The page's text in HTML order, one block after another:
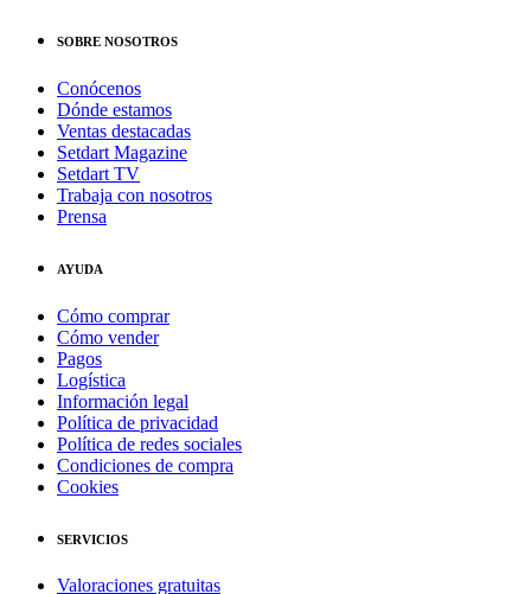
SOBRE NOSOTROS
Conócenos
Dónde estamos
Ventas destacadas
Setdart Magazine
Setdart TV
Trabaja con nosotros
Prensa
AYUDA
Cómo comprar
Cómo vender
Pagos
Logística
Información legal
Política de privacidad
Política de redes sociales
Condiciones de compra
Cookies
SERVICIOS
Valoraciones gratuitas